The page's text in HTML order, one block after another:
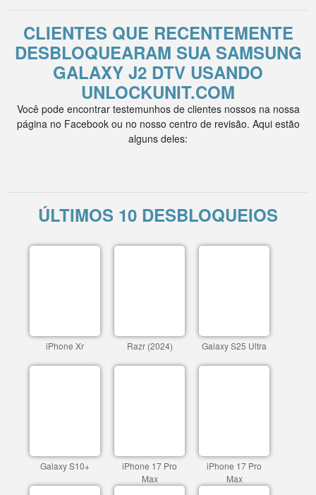
CLIENTES QUE RECENTEMENTE
DESBLOQUEARAM SUA SAMSUNG
GALAXY J2 DTV USANDO
UNLOCKUNIT.COM
Você pode encontrar testemunhos de clientes nossos na nossa
página no Facebook ou no nosso centro de revisão. Aqui estão
alguns deles:
ÚLTIMOS 10 DESBLOQUEIOS
iPhone Xr Razr (2024) Galaxy S25 Ultra
Galaxy S10+
iPhone 17 Pro
Max
iPhone 17 Pro
Max